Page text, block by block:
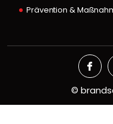
Prävention &
©